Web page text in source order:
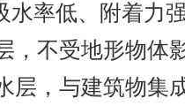
水率低、附着力
，不受地形物体
层，与建筑物集